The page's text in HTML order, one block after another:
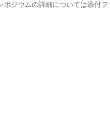
ポジウムの詳細については添付